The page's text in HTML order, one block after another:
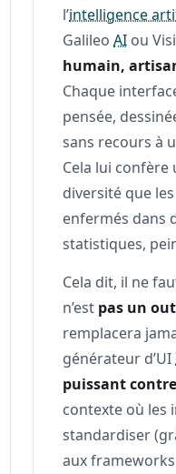
l’intelligence
GalileoAI ou
humain,
Chaque
pensée,
sans recours à
Cela lui
diversité que
enfermés dans
statistiques,
Cela dit, il ne
n’est pas un
remplacera
générateur d’UI
puissant
contexte où les
standardiser
aux